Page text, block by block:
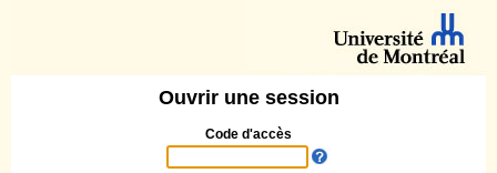
Ouvrir une session
Code d'accès